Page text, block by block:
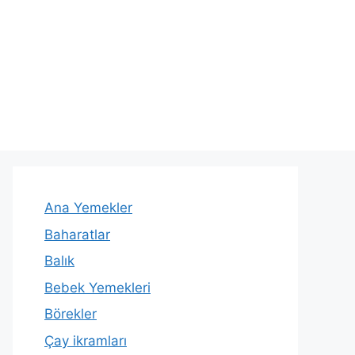
Ana Yemekler
Baharatlar
Balık
Bebek Yemekleri
Börekler
Çay ikramları